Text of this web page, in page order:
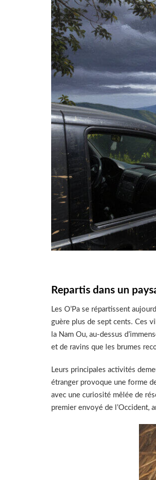
Repartis dans un
Les O’Pa se répartissent
guère plus de sept cents. Ces
la Nam Ou, au-dessus
et de ravins que les brumes
Leurs principales activités
étranger provoque une forme
avec une curiosité mêlée de
premier envoyé de l’Occident,